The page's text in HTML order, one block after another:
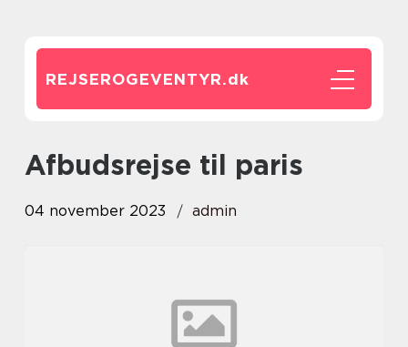
REJSEROGEVENTYR.dk
afbudsrejse til paris
04 november 2023 admin